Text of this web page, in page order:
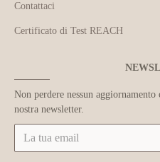
Contattaci
Certificato di Test REACH
Non perdere nessun
nostra newsletter.